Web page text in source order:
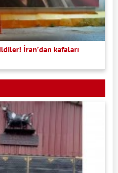
İran’dan kafaları